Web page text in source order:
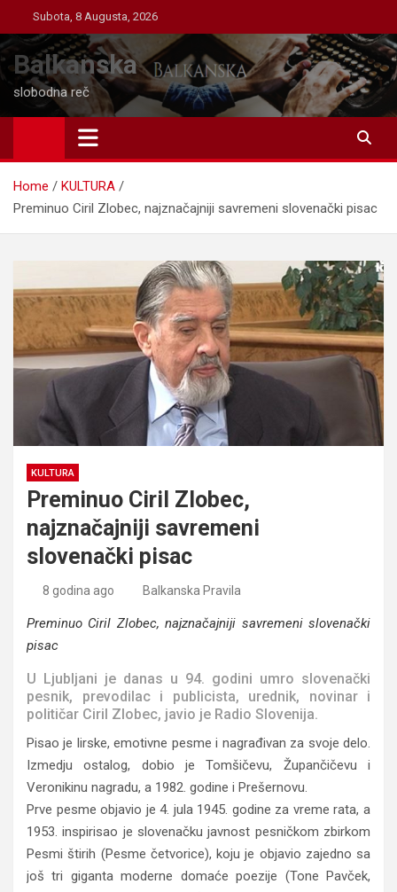
to
content
Subota, 8 Augusta, 2026
Balkanska
slobodna reč
Home
KULTURA
Preminuo Ciril Zlobec, najznačajniji savremeni slovenački pisac
KULTURA
Preminuo Ciril Zlobec,
najznačajniji savremeni
slovenački pisac
8 godina ago Balkanska Pravila
Preminuo Ciril Zlobec, najznačajniji savremeni slovenački
pisac
U Ljubljani je danas u 94. godini umro slovenački
pesnik, prevodilac i publicista, urednik, novinar i
političar Ciril Zlobec, javio je Radio Slovenija.
Pisao je lirske, emotivne pesme i nagrađivan za svoje delo.
Izmedju ostalog, dobio je Tomšičevu, Župančičevu i
Veronikinu nagradu, a 1982. godine i Prešernovu.
Prve pesme objavio je 4. jula 1945. godine za vreme rata, a
1953. inspirisao je slovenačku javnost pesničkom zbirkom
Pesmi štirih (Pesme četvorice), koju je objavio zajedno sa
još tri giganta moderne domaće poezije (Tone Pavček,